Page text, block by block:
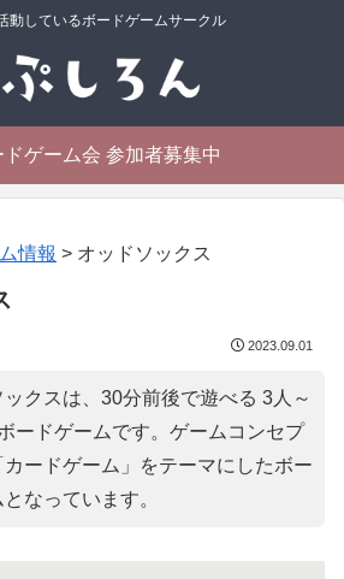
動しているボードゲームサークル
ゲーム会 参加者募集中
情報 > オッドソックス
2023.09.01
ックスは、30分前後で遊べる 3人～
ードゲームです。ゲームコンセプ
カードゲーム 」をテーマにしたボー
となっています。